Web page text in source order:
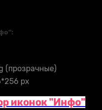
(прозрачные)
px
иконок "Инфо"